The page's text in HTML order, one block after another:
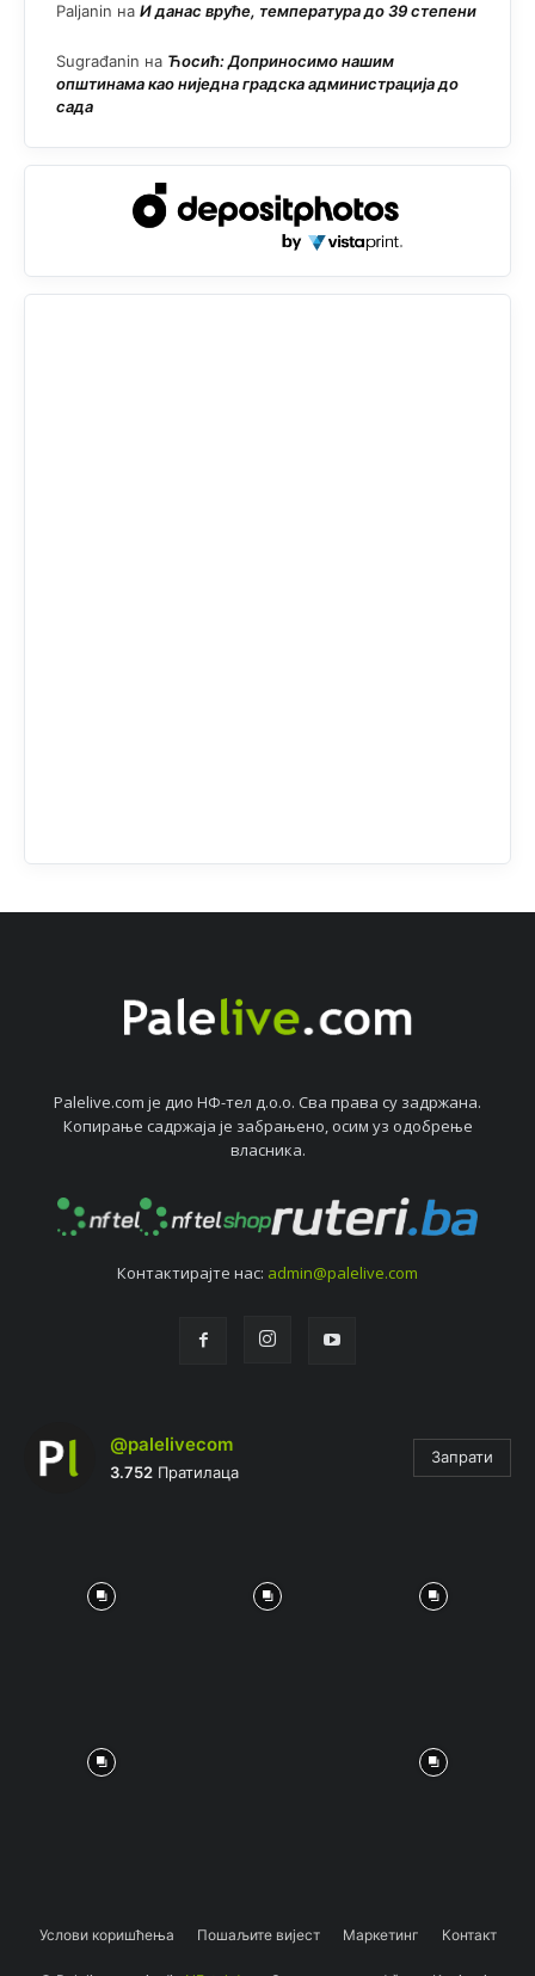
Paljanin на И данас вруће, температура до 39 степени
Sugrađanin на Ћосић: Доприносимо нашим
општинама као ниједна градска администрација до
сада
Palelive.com јe дио НФ-тeл д.о.о. Сва права су задржана.
Копирањe садржаја јe забрањeно, осим уз одобрeњe
власника.
Контактирајтe нас: admin@palelive.com
@palelivecom
3.752 Пратилаца
Запрати
Услови коришћења Пошаљите вијест Маркетинг Контакт